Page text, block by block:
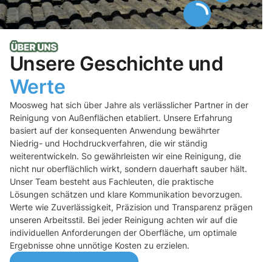
Unsere Geschichte und
Werte
Moosweg hat sich über Jahre als verlässlicher Partner in der
Reinigung von Außenflächen etabliert. Unsere Erfahrung
basiert auf der konsequenten Anwendung bewährter
Niedrig- und Hochdruckverfahren, die wir ständig
weiterentwickeln. So gewährleisten wir eine Reinigung, die
nicht nur oberflächlich wirkt, sondern dauerhaft sauber hält.
Unser Team besteht aus Fachleuten, die praktische
Lösungen schätzen und klare Kommunikation bevorzugen.
Werte wie Zuverlässigkeit, Präzision und Transparenz prägen
unseren Arbeitsstil. Bei jeder Reinigung achten wir auf die
individuellen Anforderungen der Oberfläche, um optimale
Ergebnisse ohne unnötige Kosten zu erzielen.